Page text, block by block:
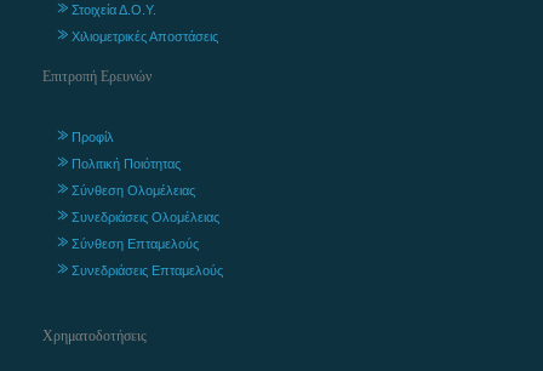
Στοιχεία Δ.Ο.Υ.
Χιλιομετρικές Αποστάσεις
Επιτροπή Ερευνών
Προφίλ
Πολιτική Ποιότητας
Σύνθεση Ολομέλειας
Συνεδριάσεις Ολομέλειας
Σύνθεση Επταμελούς
Συνεδριάσεις Επταμελούς
Χρηματοδοτήσεις